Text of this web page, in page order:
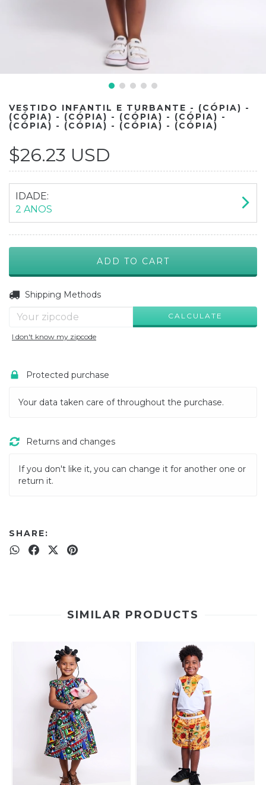
VESTIDO INFANTIL E TURBANTE - (CÓPIA) -
(CÓPIA) - (CÓPIA) - (CÓPIA) - (CÓPIA) -
(CÓPIA) - (CÓPIA) - (CÓPIA) - (CÓPIA)
$26.23 USD
IDADE:
2 ANOS
Shipping for zipcode:
Shipping Methods
CALCULATE
I don't know my zipcode
Protected purchase
Your data taken care of throughout the purchase.
Returns and changes
If you don't like it, you can change it for another one or
return it.
SHARE:
SIMILAR PRODUCTS